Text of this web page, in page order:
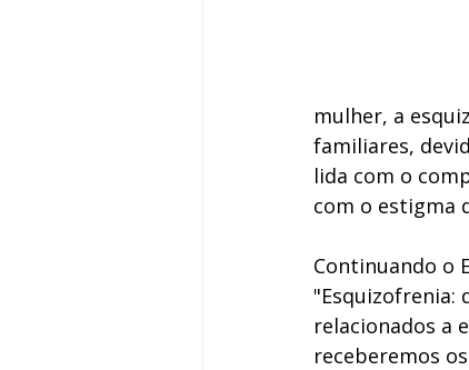
mulher, a
familiares,
lida com o
com o estigma
Continuando o
"Esquizofrenia:
relacionados a
receberemos